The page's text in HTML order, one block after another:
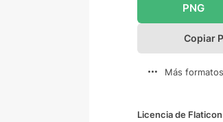
PNG
Copiar
Más formatos
Licencia de Flaticon